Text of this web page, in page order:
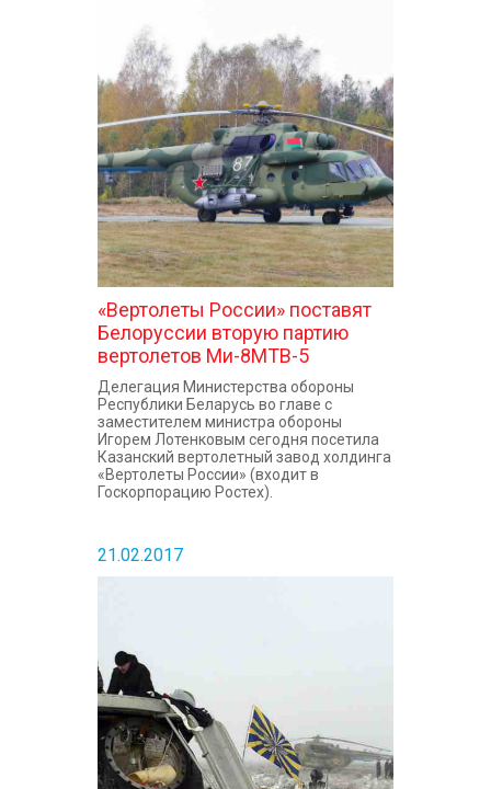
«Вертолеты России» поставят
Белоруссии вторую партию
вертолетов Ми-8МТВ-5
Делегация Министерства обороны
Республики Беларусь во главе с
заместителем министра обороны
Игорем Лотенковым сегодня посетила
Казанский вертолетный завод холдинга
«Вертолеты России» (входит в
Госкорпорацию Ростех).
21.02.2017